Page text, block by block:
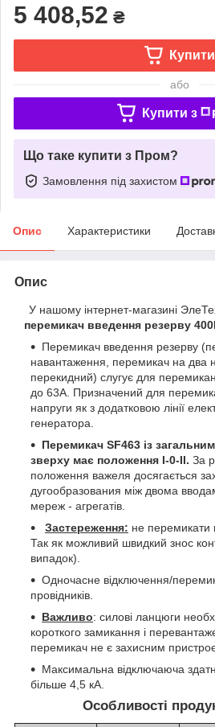
5 408,52 ₴
Купити
або
Купити з
Що таке купити з Пром?
Замовлення під захистом
Опис Характеристики
Опис
У нашому інтернет-магазині
перемикач введення резерву
Перемикач введення резерву
навантаження, перемикач на два
перекидний) слугує для
до 63А. Призначений для
напруги як з додатковою лінії
генератора.
Перемикач SF463 із
зверху має положення I-0-II. За
положення важеля досягається
дугообразования між двома
мереж - агрегатів.
Застереження: не перемикати
Так як можливий швидкий знос
випадок).
Одночасне відключення/
провідників.
Важливо: силові ланцюги
короткого замикання і
перемикач не є захисним
Максимальна відключаюча
більше 4,5 кА.
Особливості